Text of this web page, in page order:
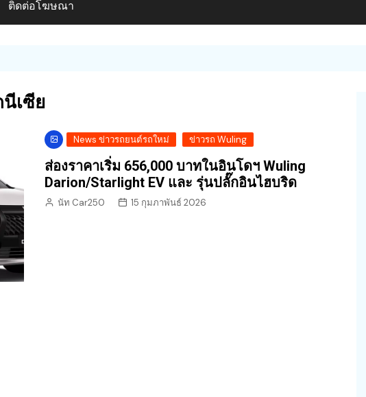
ติดต่อโฆษณา
เซีย
News ข่าวรถยนต์รถใหม่ ข่าวรถ Wuling
ส่องราคาเริ่ม 656,000 บาทในอินโดฯ Wuling
Darion/Starlight EV และ รุ่นปลั๊กอินไฮบริด
นัท Car250 15 กุมภาพันธ์ 2026